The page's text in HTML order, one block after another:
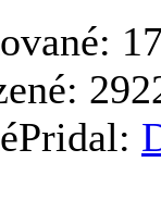
Pridal: